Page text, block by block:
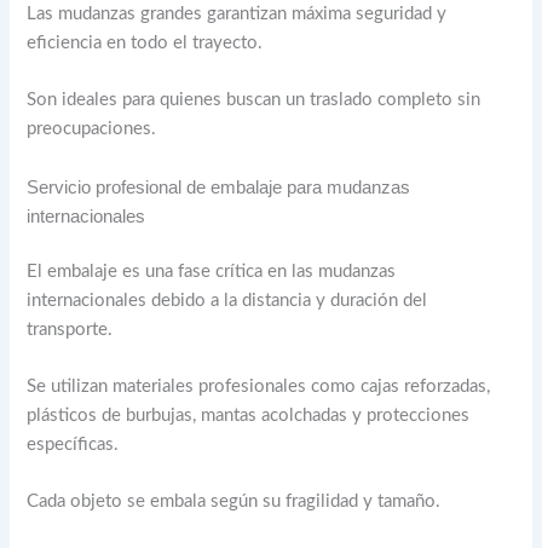
Las mudanzas grandes garantizan máxima seguridad y
eficiencia en todo el trayecto.
Son ideales para quienes buscan un traslado completo sin
preocupaciones.
Servicio profesional de embalaje para mudanzas
internacionales
El embalaje es una fase crítica en las mudanzas
internacionales debido a la distancia y duración del
transporte.
Se utilizan materiales profesionales como cajas reforzadas,
plásticos de burbujas, mantas acolchadas y protecciones
específicas.
Cada objeto se embala según su fragilidad y tamaño.